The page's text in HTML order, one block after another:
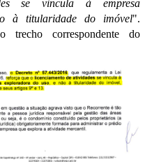
se vincula à empresa
à titularidade do imóvel".
trecho correspondente do